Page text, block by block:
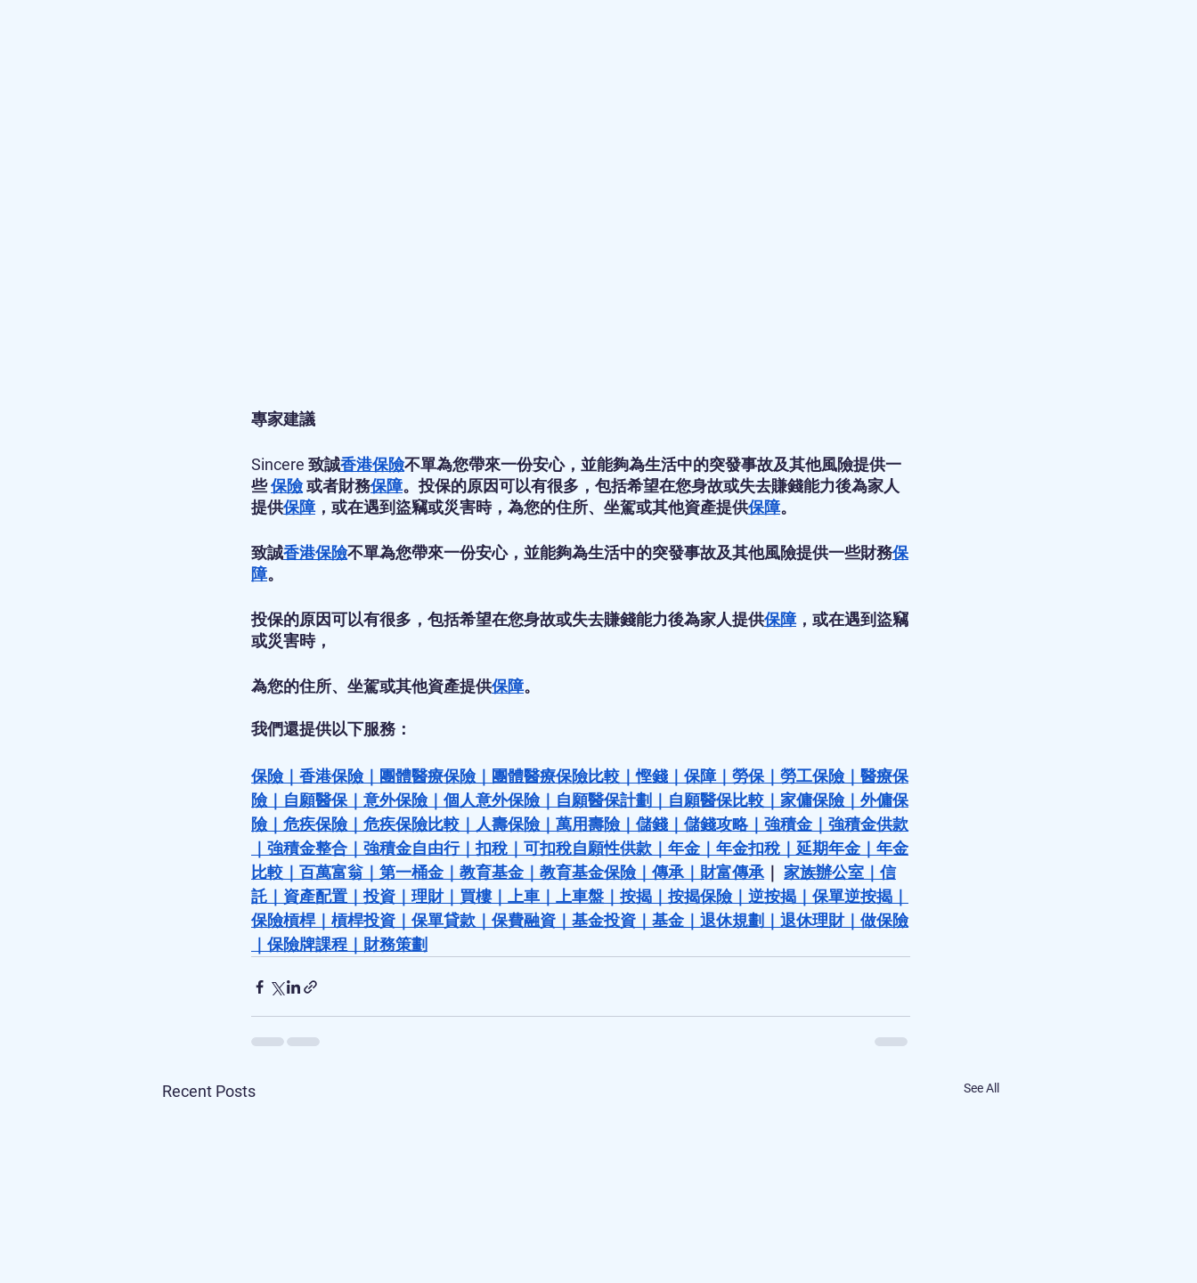
專家建議
Sincere 致誠香港保險不單為您帶來一份安心，並能夠為生活中的突發事故及其他風險提供一
些 保險 或者財務保障。投保的原因可以有很多，包括希望在您身故或失去賺錢能力後為家人
提供保障，或在遇到盜竊或災害時，為您的住所、坐駕或其他資產提供保障。
致誠香港保險不單為您帶來一份安心，並能夠為生活中的突發事故及其他風險提供一些財務保
障。
投保的原因可以有很多，包括希望在您身故或失去賺錢能力後為家人提供保障，或在遇到盜竊
或災害時，
為您的住所、坐駕或其他資產提供保障。
我們還提供以下服務：
保險｜ 香港保險｜ 團體醫療保險｜ 團體醫療保險比較 ｜慳錢 保障｜ 勞保｜ 勞工保險｜ 醫療保
險｜ 自願醫保｜ 意外保險｜ 個人意外保險｜ 自願醫保計劃 自願醫保比較 家傭保險｜ 外傭保
險｜ 危疾保險｜ 危疾保險比較 人壽保險｜ 萬用壽險｜ 儲錢 儲錢攻略 強積金｜ 強積金供款
強積金整合 強積金自由行｜扣稅 可扣稅自願性供款 年金｜ 年金扣稅 延期年金｜ 年金
比較
百萬富翁 第一桶金｜ 教育基金｜ 教育基金保險｜傳承｜ 財富傳承｜ 家族辦公室
信
託
資產配置 ｜投資 理財｜ 買樓｜ 上車 上車盤 按揭 按揭保險｜ 逆按揭 保單逆按揭
保險槓桿｜ 槓桿投資 保單貸款 保費融資 基金投資 基金｜ 退休規劃 退休理財｜ 做保險
保險牌課程 財務策劃
Recent Posts See All